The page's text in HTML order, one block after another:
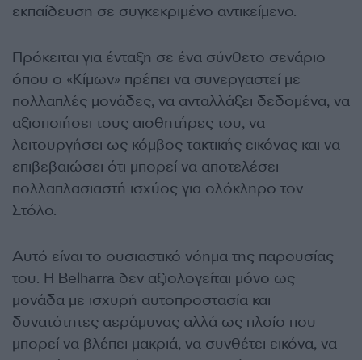
εκπαίδευση σε συγκεκριμένο αντικείμενο.
Πρόκειται για ένταξη σε ένα σύνθετο σενάριο
όπου ο «Κίμων» πρέπει να συνεργαστεί με
πολλαπλές μονάδες, να ανταλλάξει δεδομένα, να
αξιοποιήσει τους αισθητήρες του, να
λειτουργήσει ως κόμβος τακτικής εικόνας και να
επιβεβαιώσει ότι μπορεί να αποτελέσει
πολλαπλασιαστή ισχύος για ολόκληρο τον
Στόλο.
Αυτό είναι το ουσιαστικό νόημα της παρουσίας
του. Η Belharra δεν αξιολογείται μόνο ως
μονάδα με ισχυρή αυτοπροστασία και
δυνατότητες αεράμυνας αλλά ως πλοίο που
μπορεί να βλέπει μακριά, να συνθέτει εικόνα, να